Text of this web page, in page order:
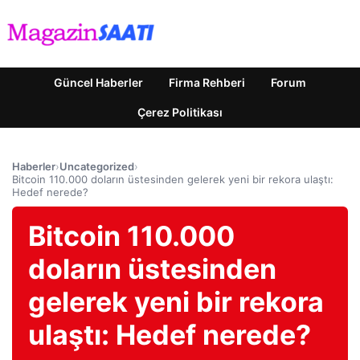
Güncel Haberler Firma Rehberi Forum
Çerez Politikası
Haberler›Uncategorized›
Bitcoin 110.000 doların üstesinden gelerek yeni bir rekora ulaştı:
Hedef nerede?
Bitcoin 110.000
doların üstesinden
gelerek yeni bir rekora
ulaştı: Hedef nerede?